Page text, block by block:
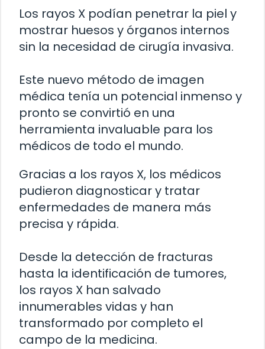
Los rayos X podían penetrar la piel y
mostrar huesos y órganos internos
sin la necesidad de cirugía invasiva.
Este nuevo método de imagen
médica tenía un potencial inmenso y
pronto se convirtió en una
herramienta invaluable para los
médicos de todo el mundo.
Gracias a los rayos X, los médicos
pudieron diagnosticar y tratar
enfermedades de manera más
precisa y rápida.
Desde la detección de fracturas
hasta la identificación de tumores,
los rayos X han salvado
innumerables vidas y han
transformado por completo el
campo de la medicina.